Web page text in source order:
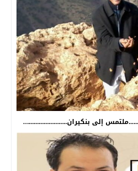
إلى بنكيران……………………..